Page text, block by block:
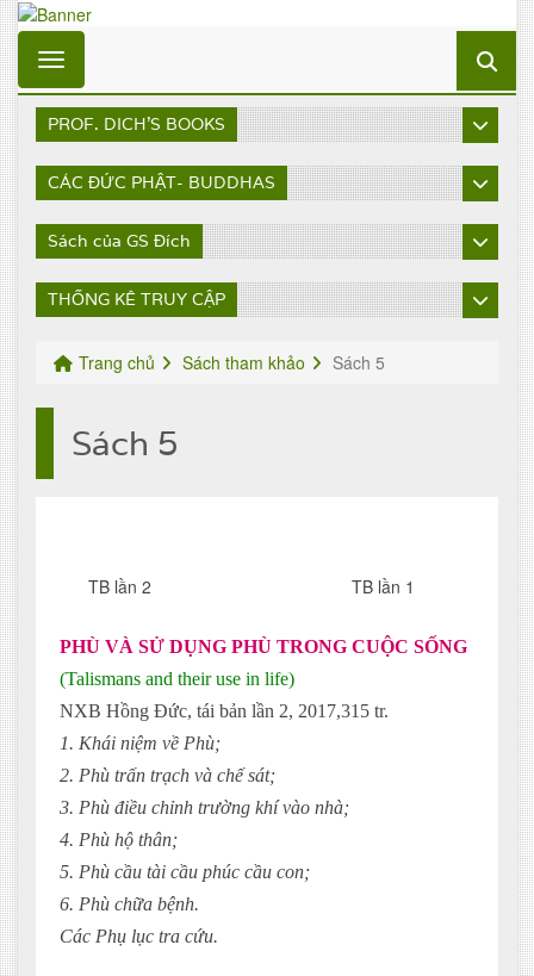
Toggle navigation
PROF. DICH'S BOOKS
CÁC ĐỨC PHẬT- BUDDHAS
Sách của GS Đích
THỐNG KÊ TRUY CẬP
Trang chủ Sách tham khảo Sách 5
Sách 5
TB lần 2 TB lần 1
PHÙ VÀ SỬ DỤNG PHÙ TRONG CUỘC SỐNG
(Talismans and their use in life)
NXB Hồng Đức, tái bản lần 2, 2017,315 tr.
1. Khái niệm về Phù;
2. Phù trấn trạch và chế sát;
3. Phù điều chỉnh trường khí vào nhà;
4. Phù hộ thân;
5. Phù cầu tài cầu phúc cầu con;
6. Phù chữa bệnh.
Các Phụ lục tra cứu.